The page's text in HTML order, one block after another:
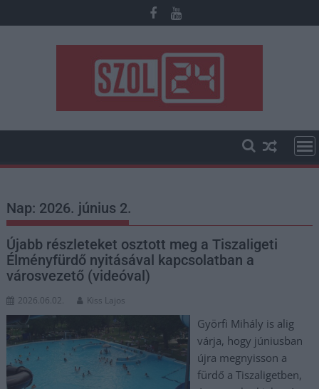
to
Nap: 2026. június 2.
Újabb részleteket osztott meg a Tiszaligeti
Élményfürdő nyitásával kapcsolatban a
városvezető (videóval)
2026.06.02. Kiss Lajos
Györfi Mihály is alig
várja, hogy júniusban
újra megnyisson a
fürdő a Tiszaligetben,